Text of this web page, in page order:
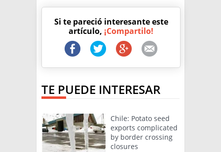
Si te pareció interesante este
artículo, ¡Compartilo!
TE PUEDE INTERESAR
Chile: Potato seed
exports complicated
by border crossing
closures